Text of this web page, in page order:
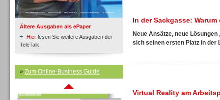
Ältere Ausgaben als ePaper
Hier lesen Sie weitere Ausgaben der
TeleTalk.
» Zum Online-Business Guide
Inbound
In der Sackgasse:
Neue Ansätze, neue Lösungen
sich seinen ersten Platz in der
Virtual Reality am